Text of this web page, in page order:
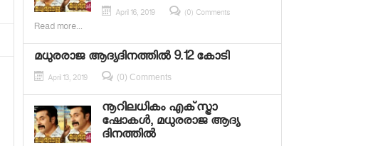
April 16, 2019 (0) Comments
Read more...
മധുരരാജ ആദ്യദിനത്തിൽ 9.12 കോടി
April 13, 2019 (0) Comments
നൂറിലധികം എക്‌സ്ട്രാ
ഷോകള്‍, മധുരരാജ ആദ്യ
ദിനത്തില്‍